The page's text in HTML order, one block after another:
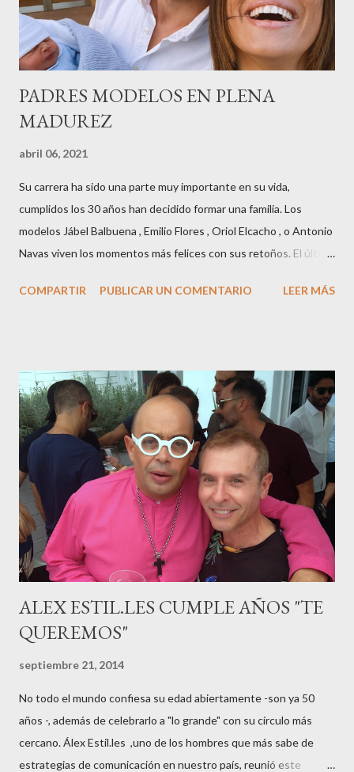
de comunicación, en una velada inolvidable bajo el lema “Cien
años peinando almas, creando belleza,i...
PADRES MODELOS EN PLENA
MADUREZ
abril 06, 2021
Su carrera ha sido una parte muy importante en su vida,
cumplidos los 30 años han decidido formar una familia. Los
modelos Jábel Balbuena , Emilio Flores , Oriol Elcacho , o Antonio
Navas viven los momentos más felices con sus retoños. El último
M ateo nació en Barcelona hace poco más de una semana. El top
haciéndole padre de un precioso niño. Marta ha sido toda una
campeona, durante los primeros 3 meses de embarazo tuvo que
guardar reposo debido a un síndrome llamado
“hiperemesisgravídica”.Pasados los meses fatídicos de
gestación Marta tiró adelante con el embarazo, ahora es una
mamá feliz. Otro de los modelos que ha sido padre este año ha
sido el madrileño, Emilio Flores , el top que desfiló en las mejores
pasarelas ...
COMPARTIR PUBLICAR UN COMENTARIO LEER MÁS
ALEX ESTIL.LES CUMPLE AÑOS "TE
QUEREMOS"
septiembre 21, 2014
No todo el mundo confiesa su edad abiertamente -son ya 50
años -, además de celebrarlo a "lo grande" con su círculo más
cercano. Álex Estil.les ,uno de los hombres que más sabe de
estrategias de comunicación en nuestro país, reunió este